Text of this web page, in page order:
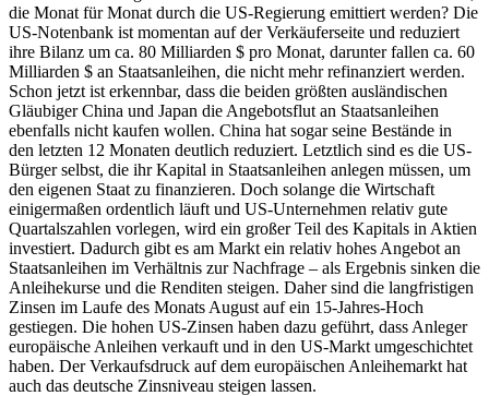
die Monat für Monat durch die US-Regierung emittiert werden? Die
US-Notenbank ist momentan auf der Verkäuferseite und reduziert
ihre Bilanz um ca. 80 Milliarden $ pro Monat, darunter fallen ca. 60
Milliarden $ an Staatsanleihen, die nicht mehr refinanziert werden.
Schon jetzt ist erkennbar, dass die beiden größten ausländischen
Gläubiger China und Japan die Angebotsflut an Staatsanleihen
ebenfalls nicht kaufen wollen. China hat sogar seine Bestände in
den letzten 12 Monaten deutlich reduziert. Letztlich sind es die US-
Bürger selbst, die ihr Kapital in Staatsanleihen anlegen müssen, um
den eigenen Staat zu finanzieren. Doch solange die Wirtschaft
einigermaßen ordentlich läuft und US-Unternehmen relativ gute
Quartalszahlen vorlegen, wird ein großer Teil des Kapitals in Aktien
investiert. Dadurch gibt es am Markt ein relativ hohes Angebot an
Staatsanleihen im Verhältnis zur Nachfrage – als Ergebnis sinken die
Anleihekurse und die Renditen steigen. Daher sind die langfristigen
Zinsen im Laufe des Monats August auf ein 15-Jahres-Hoch
gestiegen. Die hohen US-Zinsen haben dazu geführt, dass Anleger
europäische Anleihen verkauft und in den US-Markt umgeschichtet
haben. Der Verkaufsdruck auf dem europäischen Anleihemarkt hat
auch das deutsche Zinsniveau steigen lassen.